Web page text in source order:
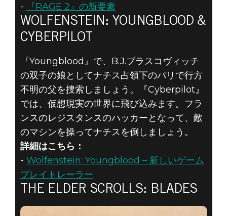
-
『RAGE 2』の新要素
WOLFENSTEIN: YOUNGBLOOD &
CYBERPILOT
『Youngblood』で、B.J.ブラスコヴィッチ
の双子の娘としてナチス占領下のパリで行方
不明の父を捜索しましょう。『Cyberpilot』
では、仮想現実の世界に飛び込みます。フラ
ンスのレジスタンスのハッカーとなって、敵
のマシンを操ってナチスを倒しましょう。
詳細はこちら：
- Wolfenstein: Youngblood – 新しいゲーム
プレイトレーラー
THE ELDER SCROLLS: BLADES